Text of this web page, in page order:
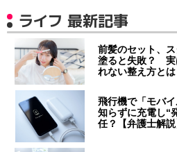
ライフ 最新記事
前髪のセット、
塗ると失敗？ 実
れない整え方とは
飛行機で「モバ
知らずに充電し“
任？【弁護士解説